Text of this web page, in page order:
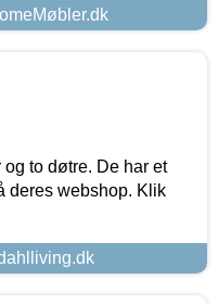
to døtre. De har et
deres webshop. Klik